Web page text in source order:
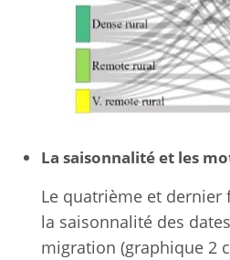
La saisonnalité et les
Le quatrième et
la saisonnalité des
migration (graphique 2